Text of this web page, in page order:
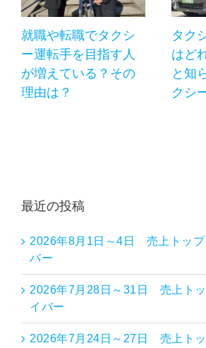
就職や転職でタクシ
ー運転手を目指す人
が増えている？その
理由は？
タクシ
はどれ
と知ら
クシー
最近の投稿
2026年8月1日～4日 売上トップ
バー
2026年7月28日～31日 売上トッ
イバー
2026年7月24日～27日 売上トッ